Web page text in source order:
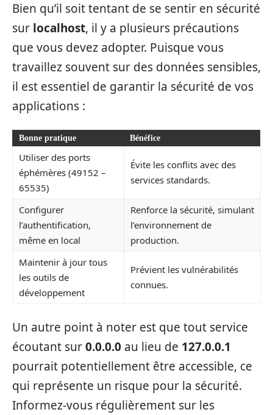
Bien qu’il soit tentant de se sentir en sécurité
sur localhost, il y a plusieurs précautions
que vous devez adopter. Puisque vous
travaillez souvent sur des données sensibles,
il est essentiel de garantir la sécurité de vos
applications :
Bonne pratique Bénéfice
Utiliser des ports
éphémères (49152 –
65535)
Évite les conflits avec des
services standards.
Configurer
l’authentification,
même en local
Renforce la sécurité, simulant
l’environnement de
production.
Maintenir à jour tous
les outils de
développement
Prévient les vulnérabilités
connues.
Un autre point à noter est que tout service
écoutant sur0.0.0.0 au lieu de 127.0.0.1
pourrait potentiellement être accessible, ce
qui représente un risque pour la sécurité.
Informez-vous régulièrement sur les